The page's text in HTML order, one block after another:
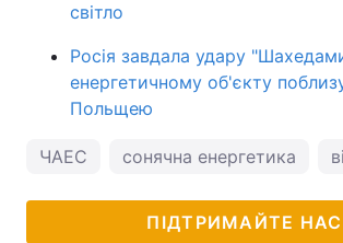
світло
Росія завдала удару
енергетичному об'єкту
Польщею
ЧАЕС сонячна енергетика
ПІДТРИМАЙТЕ НАС